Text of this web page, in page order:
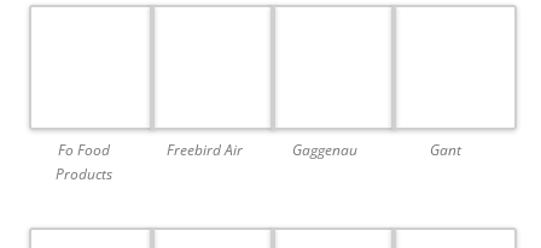
Fo Food
Products
Freebird Air Gaggenau Gant